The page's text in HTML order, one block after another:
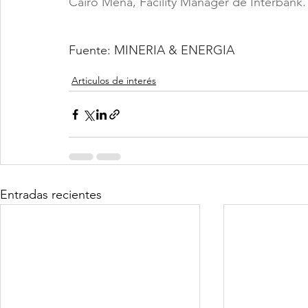
Fuente: MINERIA & ENERGIA
Articulos de interés
Entradas recientes